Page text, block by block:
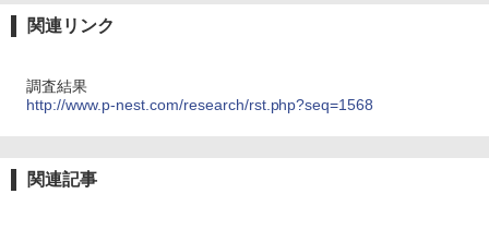
関連リンク
調査結果
http://www.p-nest.com/research/rst.php?seq=1568
関連記事